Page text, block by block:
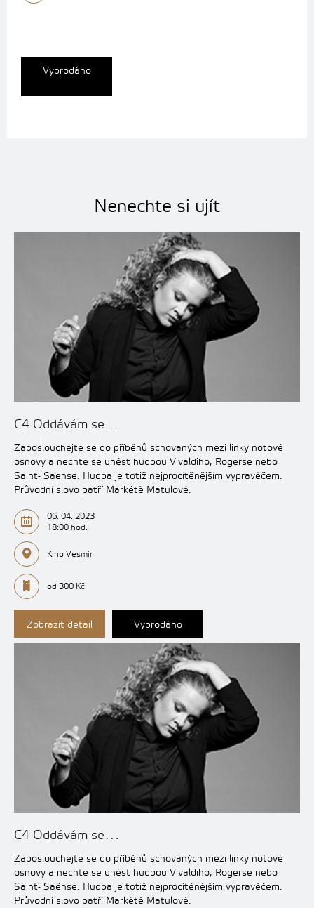
Vyprodáno
Nenechte si ujít
C4 Oddávám se…
Zaposlouchejte se do příběhů schovaných mezi linky notové
osnovy a nechte se unést hudbou Vivaldiho, Rogerse nebo
Saint- Saënse. Hudba je totiž nejprocítěnějším vypravěčem.
Průvodní slovo patří Markétě Matulové.
06. 04. 2023
18:00 hod.
Kino Vesmír
od 300 Kč
Zobrazit detail Vyprodáno
C4 Oddávám se…
Zaposlouchejte se do příběhů schovaných mezi linky notové
osnovy a nechte se unést hudbou Vivaldiho, Rogerse nebo
Saint- Saënse. Hudba je totiž nejprocítěnějším vypravěčem.
Průvodní slovo patří Markétě Matulové.